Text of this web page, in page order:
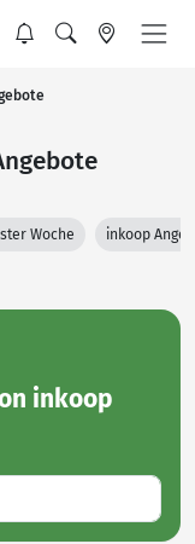
Woche inkoop
inkoop